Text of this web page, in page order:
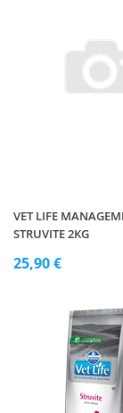
VET LIFE
STRUVITE 2KG
25,90 €